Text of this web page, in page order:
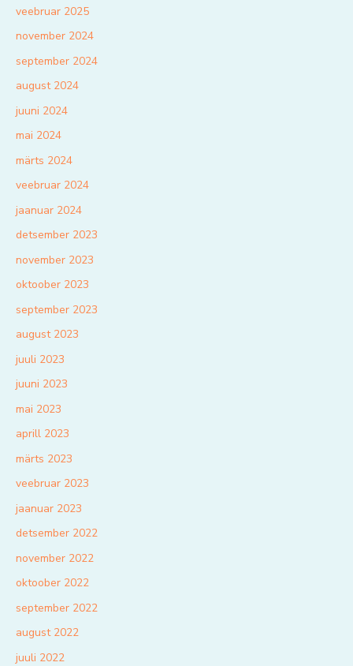
veebruar 2025
november 2024
september 2024
august 2024
juuni 2024
mai 2024
märts 2024
veebruar 2024
jaanuar 2024
detsember 2023
november 2023
oktoober 2023
september 2023
august 2023
juuli 2023
juuni 2023
mai 2023
aprill 2023
märts 2023
veebruar 2023
jaanuar 2023
detsember 2022
november 2022
oktoober 2022
september 2022
august 2022
juuli 2022